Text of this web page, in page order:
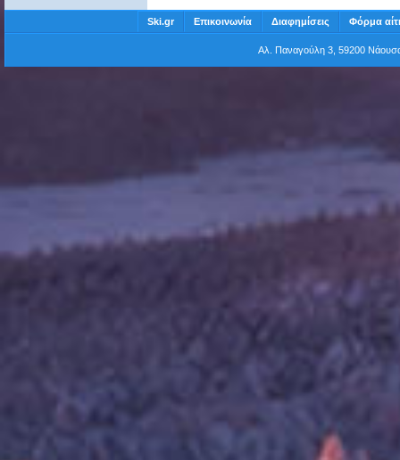
Ski.gr Επικοινωνία Διαφημίσεις Φόρμα
Αλ. Παναγούλη 3, 59200